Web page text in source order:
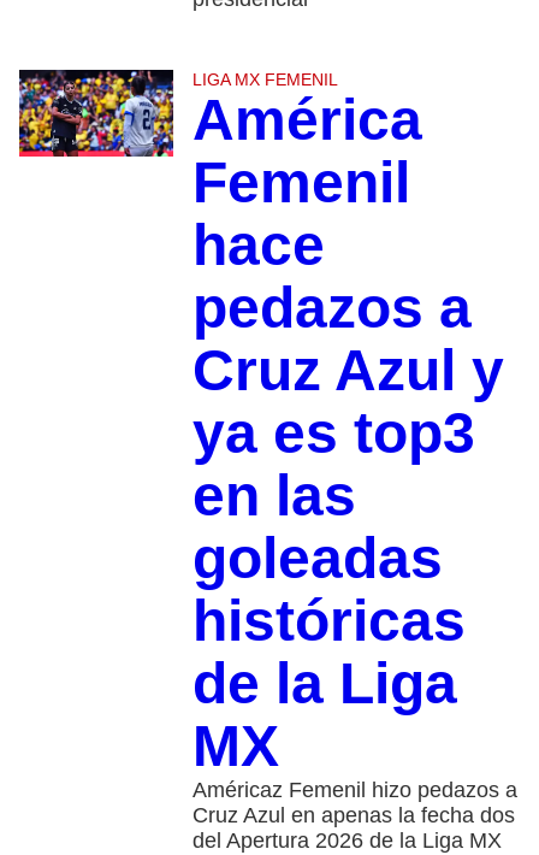
LIGA MX FEMENIL
América
Femenil
hace
pedazos a
Cruz Azul y
ya es top3
en las
goleadas
históricas
de la Liga
MX
Américaz Femenil hizo pedazos a
Cruz Azul en apenas la fecha dos
del Apertura 2026 de la Liga MX